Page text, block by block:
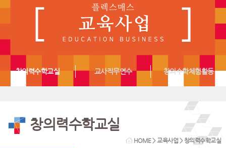
창의력수학교실 교사직무연수 창의수학체험활동
창의력수학교실
HOME> 교육사업 > 창의력수학교실